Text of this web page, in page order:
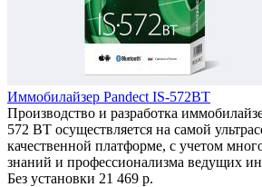
Иммобилайзер Pandect IS-572BT
Производство и разработка
572 BT осуществляется на самой
качественной платформе, с учетом
знаний и профессионализма ведущих
Без установки 21 469 р.